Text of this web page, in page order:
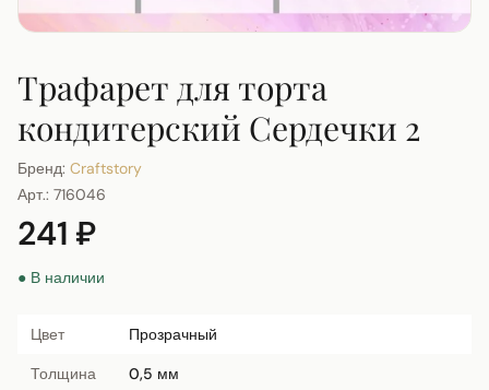
Трафарет для торта
кондитерский Сердечки 2
Бренд: Craftstory
Арт.: 716046
241 ₽
● В наличии
Цвет
Прозрачный
Толщина
0,5 мм